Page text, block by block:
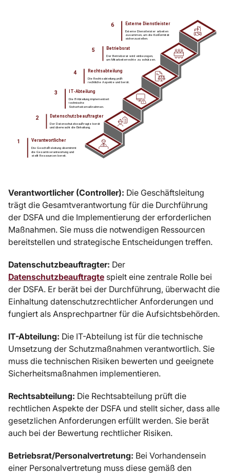
Verantwortlicher (Controller): Die Geschäftsleitung
trägt die Gesamtverantwortung für die Durchführung
der DSFA und die Implementierung der erforderlichen
Maßnahmen. Sie muss die notwendigen Ressourcen
bereitstellen und strategische Entscheidungen treffen.
Datenschutzbeauftragter: Der
Datenschutzbeauftragte spielt eine zentrale Rolle bei
der DSFA. Er berät bei der Durchführung, überwacht die
Einhaltung datenschutzrechtlicher Anforderungen und
fungiert als Ansprechpartner für die Aufsichtsbehörden.
IT-Abteilung: Die IT-Abteilung ist für die technische
Umsetzung der Schutzmaßnahmen verantwortlich. Sie
muss die technischen Risiken bewerten und geeignete
Sicherheitsmaßnahmen implementieren.
Rechtsabteilung: Die Rechtsabteilung prüft die
rechtlichen Aspekte der DSFA und stellt sicher, dass alle
gesetzlichen Anforderungen erfüllt werden. Sie berät
auch bei der Bewertung rechtlicher Risiken.
Betriebsrat/Personalvertretung: Bei Vorhandensein
einer Personalvertretung muss diese gemäß den